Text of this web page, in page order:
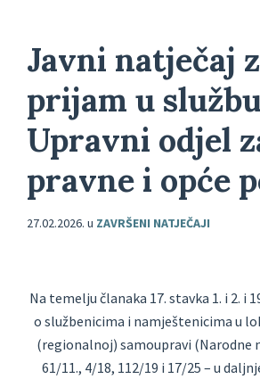
Javni natječaj
prijam u
Upravni odjel
pravne i opće
27.02.2026. u ZAVRŠENI NATJEČAJI
Na temelju članaka 17. stavka 1. i 2. i
o službenicima i namještenicima u
(regionalnoj) samoupravi (Narodne
61/11., 4/18, 112/19 i 17/25 – u